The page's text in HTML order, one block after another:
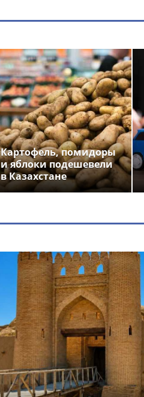
Картофель, помидоры
и яблоки подешевели
в Казахстане